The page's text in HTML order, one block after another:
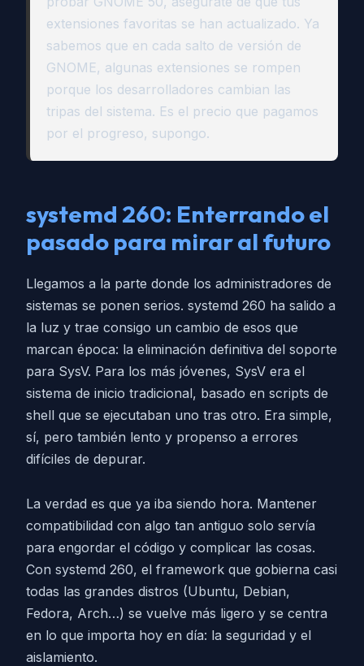
extensiones favoritas se han actualizado. Ya
sabemos que en cada salto de versión de
GNOME, algunas extensiones se rompen
porque los desarrolladores cambian las
tripas del sistema. Es el precio que pagamos
por el progreso, supongo.
systemd 260: Enterrando el
pasado para mirar al futuro
Llegamos a la parte donde los administradores de
sistemas se ponen serios. systemd 260 ha salido a
la luz y trae consigo un cambio de esos que
marcan época: la eliminación definitiva del soporte
para SysV. Para los más jóvenes, SysV era el
sistema de inicio tradicional, basado en scripts de
shell que se ejecutaban uno tras otro. Era simple,
sí, pero también lento y propenso a errores
difíciles de depurar.
La verdad es que ya iba siendo hora. Mantener
compatibilidad con algo tan antiguo solo servía
para engordar el código y complicar las cosas.
Con systemd 260, el framework que gobierna casi
todas las grandes distros (Ubuntu, Debian,
Fedora, Arch…) se vuelve más ligero y se centra
en lo que importa hoy en día: la seguridad y el
aislamiento.